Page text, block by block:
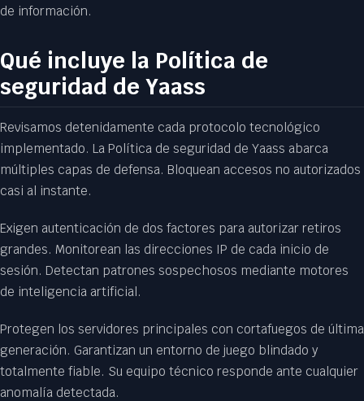
de información.
Qué incluye la Política de
seguridad de Yaass
Revisamos detenidamente cada protocolo tecnológico
implementado. La Política de seguridad de Yaass abarca
múltiples capas de defensa. Bloquean accesos no autorizados
casi al instante.
Exigen autenticación de dos factores para autorizar retiros
grandes. Monitorean las direcciones IP de cada inicio de
sesión. Detectan patrones sospechosos mediante motores
de inteligencia artificial.
Protegen los servidores principales con cortafuegos de última
generación. Garantizan un entorno de juego blindado y
totalmente fiable. Su equipo técnico responde ante cualquier
anomalía detectada.